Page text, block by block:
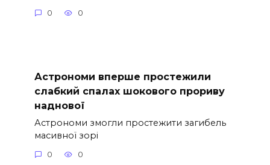
0 0
Астрономи вперше простежили
слабкий спалах шокового прориву
наднової
Астрономи змогли простежити загибель
масивної зорі
0 0